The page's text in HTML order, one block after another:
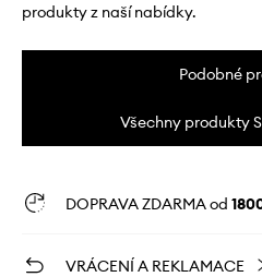
produkty z naší nabídky.
Podobné
Všechny produkty
DOPRAVA ZDARMA od
VRÁCENÍ A REKLAMACE